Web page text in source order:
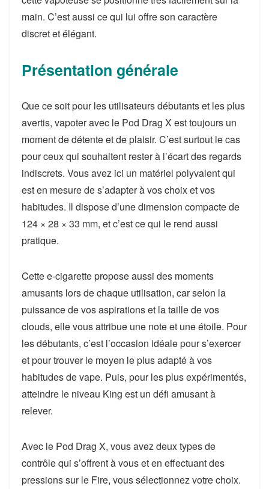
main. C’est aussi ce qui lui offre son caractère
discret et élégant.
Présentation générale
Que ce soit pour les utilisateurs débutants et les plus
avertis, vapoter avec le Pod Drag X est toujours un
moment de détente et de plaisir. C’est surtout le cas
pour ceux qui souhaitent rester à l’écart des regards
indiscrets. Vous avez ici un matériel polyvalent qui
est en mesure de s’adapter à vos choix et vos
habitudes. Il dispose d’une dimension compacte de
124 × 28 × 33 mm, et c’est ce qui le rend aussi
pratique.
Cette e-cigarette propose aussi des moments
amusants lors de chaque utilisation, car selon la
puissance de vos aspirations et la taille de vos
clouds, elle vous attribue une note et une étoile. Pour
les débutants, c’est l’occasion idéale pour s’exercer
et pour trouver le moyen le plus adapté à vos
habitudes de vape. Puis, pour les plus expérimentés,
atteindre le niveau King est un défi amusant à
relever.
Avec le Pod Drag X, vous avez deux types de
contrôle qui s’offrent à vous et en effectuant des
pressions sur le Fire, vous sélectionnez votre choix.